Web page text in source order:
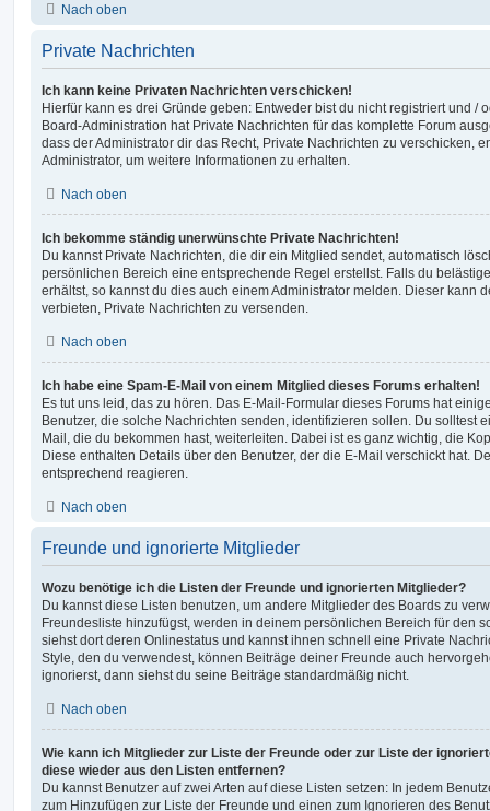
Nach oben
Private Nachrichten
Ich kann keine Privaten Nachrichten verschicken!
Hierfür kann es drei Gründe geben: Entweder bist du nicht registriert und /
Board-Administration hat Private Nachrichten für das komplette Forum
dass der Administrator dir das Recht, Private Nachrichten zu verschicken,
Administrator, um weitere Informationen zu erhalten.
Nach oben
Ich bekomme ständig unerwünschte Private Nachrichten!
Du kannst Private Nachrichten, die dir ein Mitglied sendet, automatisch
persönlichen Bereich eine entsprechende Regel erstellst. Falls du
erhältst, so kannst du dies auch einem Administrator melden. Dieser kann
verbieten, Private Nachrichten zu versenden.
Nach oben
Ich habe eine Spam-E-Mail von einem Mitglied dieses Forums erhalten!
Es tut uns leid, das zu hören. Das E-Mail-Formular dieses Forums hat
Benutzer, die solche Nachrichten senden, identifizieren sollen. Du solltest
Mail, die du bekommen hast, weiterleiten. Dabei ist es ganz wichtig, die
Diese enthalten Details über den Benutzer, der die E-Mail verschickt hat.
entsprechend reagieren.
Nach oben
Freunde und ignorierte Mitglieder
Wozu benötige ich die Listen der Freunde und ignorierten Mitglieder?
Du kannst diese Listen benutzen, um andere Mitglieder des Boards zu
Freundesliste hinzufügst, werden in deinem persönlichen Bereich für den
siehst dort deren Onlinestatus und kannst ihnen schnell eine Private
Style, den du verwendest, können Beiträge deiner Freunde auch
ignorierst, dann siehst du seine Beiträge standardmäßig nicht.
Nach oben
Wie kann ich Mitglieder zur Liste der Freunde oder zur Liste der
diese wieder aus den Listen entfernen?
Du kannst Benutzer auf zwei Arten auf diese Listen setzen: In jedem
zum Hinzufügen zur Liste der Freunde und einen zum Ignorieren des